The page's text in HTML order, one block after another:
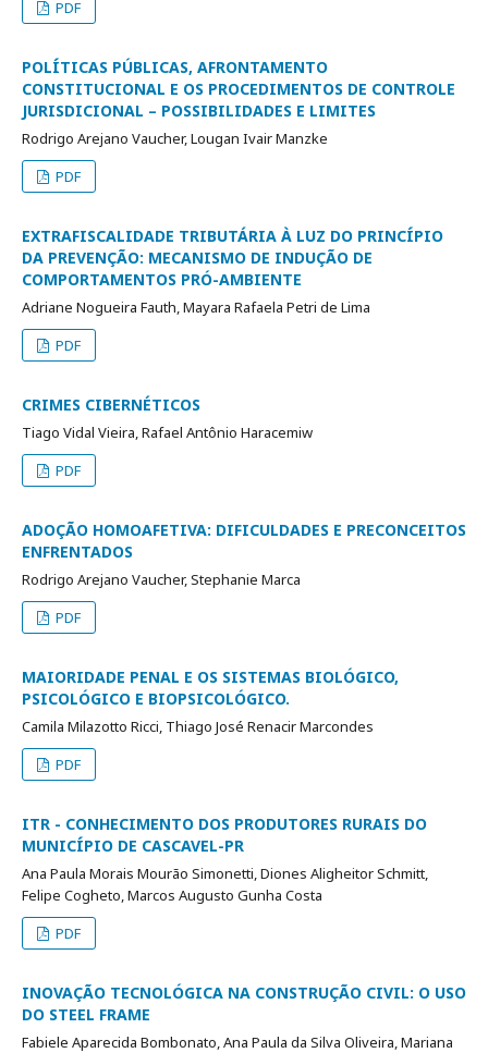
PDF
POLÍTICAS PÚBLICAS, AFRONTAMENTO
CONSTITUCIONAL E OS PROCEDIMENTOS DE CONTROLE
JURISDICIONAL – POSSIBILIDADES E LIMITES
Rodrigo Arejano Vaucher, Lougan Ivair Manzke
PDF
EXTRAFISCALIDADE TRIBUTÁRIA À LUZ DO PRINCÍPIO
DA PREVENÇÃO: MECANISMO DE INDUÇÃO DE
COMPORTAMENTOS PRÓ-AMBIENTE
Adriane Nogueira Fauth, Mayara Rafaela Petri de Lima
PDF
CRIMES CIBERNÉTICOS
Tiago Vidal Vieira, Rafael Antônio Haracemiw
PDF
ADOÇÃO HOMOAFETIVA: DIFICULDADES E PRECONCEITOS
ENFRENTADOS
Rodrigo Arejano Vaucher, Stephanie Marca
PDF
MAIORIDADE PENAL E OS SISTEMAS BIOLÓGICO,
PSICOLÓGICO E BIOPSICOLÓGICO.
Camila Milazotto Ricci, Thiago José Renacir Marcondes
PDF
ITR - CONHECIMENTO DOS PRODUTORES RURAIS DO
MUNICÍPIO DE CASCAVEL-PR
Ana Paula Morais Mourão Simonetti, Diones Aligheitor Schmitt,
Felipe Cogheto, Marcos Augusto Gunha Costa
PDF
INOVAÇÃO TECNOLÓGICA NA CONSTRUÇÃO CIVIL: O USO
DO STEEL FRAME
Fabiele Aparecida Bombonato, Ana Paula da Silva Oliveira, Mariana